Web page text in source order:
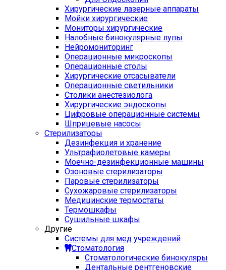
Хирургические лазерные аппараты
Мойки хирургические
Мониторы хирургические
Налобные бинокулярные лупы
Нейромониторинг
Операционные микроскопы
Операционные столы
Хирургические отсасыватели
Операционные светильники
Столики анестезиолога
Хирургические эндоскопы
Цифровые операционные системы
Шприцевые насосы
Стерилизаторы
Дезинфекция и хранение
Ультрафиолетовые камеры
Моечно-дезинфекционные машины
Озоновые стерилизаторы
Паровые стерилизаторы
Сухожаровые стерилизаторы
Медицинские термостаты
Термошкафы
Сушильные шкафы
Другие
Системы для мед учреждений
Стоматология
Стоматологические бинокуляры
Дентальные рентгеновские